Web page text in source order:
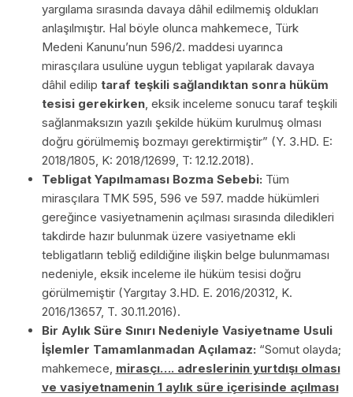
yargılama sırasında davaya dâhil edilmemiş oldukları
anlaşılmıştır. Hal böyle olunca mahkemece, Türk
Medeni Kanunu’nun 596/2. maddesi uyarınca
mirasçılara usulüne uygun tebligat yapılarak davaya
dâhil edilip taraf teşkili sağlandıktan sonra hüküm
tesisi gerekirken, eksik inceleme sonucu taraf teşkili
sağlanmaksızın yazılı şekilde hüküm kurulmuş olması
doğru görülmemiş bozmayı gerektirmiştir” (Y. 3.HD. E:
2018/1805, K: 2018/12699, T: 12.12.2018).
Tebligat Yapılmaması Bozma Sebebi: Tüm
mirasçılara TMK 595, 596 ve 597. madde hükümleri
gereğince vasiyetnamenin açılması sırasında diledikleri
takdirde hazır bulunmak üzere vasiyetname ekli
tebligatların tebliğ edildiğine ilişkin belge bulunmaması
nedeniyle, eksik inceleme ile hüküm tesisi doğru
görülmemiştir (Yargıtay 3.HD. E. 2016/20312, K.
2016/13657, T. 30.11.2016).
Bir Aylık Süre Sınırı Nedeniyle Vasiyetname Usuli
İşlemler Tamamlanmadan Açılamaz: “Somut olayda;
mahkemece, mirasçı…. adreslerinin yurtdışı olması
ve vasiyetnamenin 1 aylık süre içerisinde açılması